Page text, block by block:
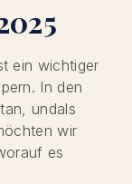
ein wichtiger
In den
undals
wir
es